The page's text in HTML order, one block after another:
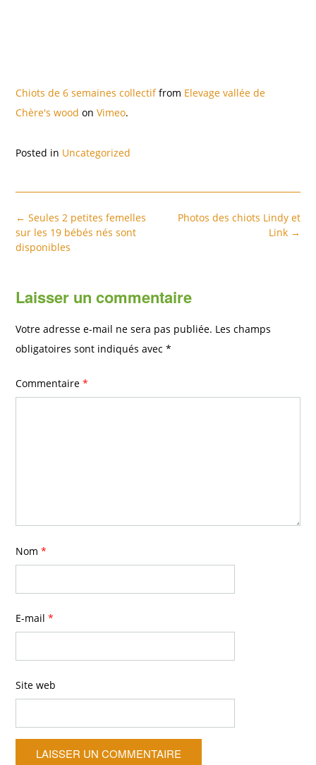
Chiots de 6 semaines collectiffrom Elevage vallée de
Chère's wood on Vimeo.
Posted in Uncategorized
Post
navigation
Photos des chiots Lindy et
Link →
← Seules 2 petites femelles
sur les 19 bébés nés sont
disponibles
Laisser un commentaire
Votre adresse e-mail ne sera pas publiée. Les champs
obligatoires sont indiqués avec *
Commentaire *
Nom *
E-mail *
Site web